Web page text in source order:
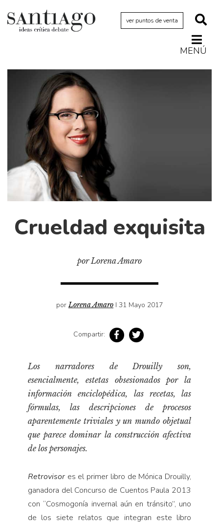
ver puntos de venta
MENÚ
Archivo Cenfoto-UDP
Arquetipos de situación
Artes visuales
Ciencia
Cine y televisión
Ciudad
Críticas
Cultura
Diccionario portátil de la literatura chilena
Libros usados
Literatura
Medioambiente
Narrativas visuales
Pensamiento
Pensamiento ilustrado
Personajes secundarios
Política
Crueldad exquisita
por Lorena Amaro
porLorena Amaro I 31 Mayo 2017
Compartir:
Los narradores de Drouilly son,
esencialmente, estetas obsesionados por la
información enciclopédica, las recetas, las
fórmulas, las descripciones de procesos
aparentemente triviales y un mundo objetual
que parece dominar la construcción afectiva
de los personajes.
Retrovisor es el primer libro de Mónica Drouilly,
ganadora del Concurso de Cuentos Paula 2013
con “Cosmogonía invernal aún en tránsito”, uno
de los siete relatos que integran este libro